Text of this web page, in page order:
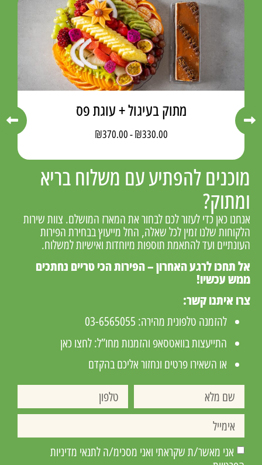
מוכנים להפתיע עם משלוח בריא
ומתוק?
אנחנו כאן כדי לעזור לכם לבחור את המארז המושלם. צוות שירות
הלקוחות שלנו זמין לכל שאלה, החל מייעוץ בבחירת הפירות
העונתיים ועד להתאמת תוספות מיוחדות ואישיות למשלוח.
אל תחכו לרגע האחרון – הפירות הכי טריים נחתכים
ממש עכשיו!
צרו איתנו קשר:
להזמנה טלפונית מהירה: 03-6565055
התייעצות בוואטסאפ והזמנות מחו”ל:לחצו כאן
או השאירו פרטים ונחזור אליכם בהקדם
אני מאשר/ת שקראתי ואני מסכימ/ה לתנאי מדיניות
מתוק בעיגול + עוגת פס
₪330.00
-
₪370.00